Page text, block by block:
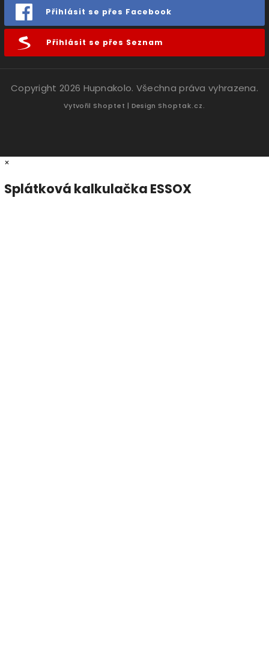
Přihlásit se přes Facebook
Přihlásit se přes Seznam
Copyright 2026 Hupnakolo. Všechna práva vyhrazena.
Vytvořil Shoptet | Design Shoptak.cz.
×
Splátková kalkulačka ESSOX